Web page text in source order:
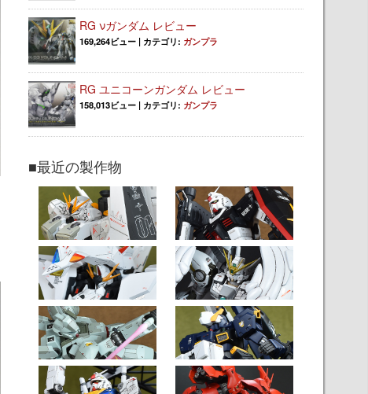
RG νガンダム レビュー
169,264ビュー | カテゴリ: ガンプラ
RG ユニコーンガンダム レビュー
158,013ビュー | カテゴリ: ガンプラ
■最近の製作物